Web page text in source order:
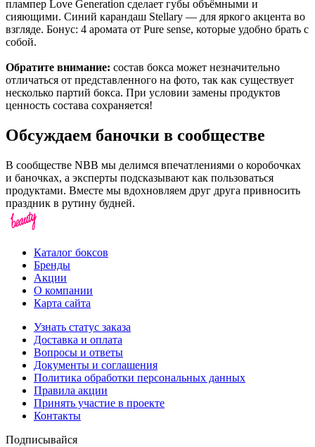
плампер Love Generation сделает губы объёмными и
сияющими. Синий карандаш Stellary — для яркого акцента во
взгляде. Бонус: 4 аромата от Pure sense, которые удобно брать с
собой.
Обратите внимание: состав бокса может незначительно
отличаться от представленного на фото, так как существует
несколько партий бокса. При условии замены продуктов
ценность состава сохраняется!
Обсуждаем баночки в сообществе
В сообществе NBB мы делимся впечатлениями о коробочках
и баночках, а эксперты подсказывают как пользоваться
продуктами. Вместе мы вдохновляем друг друга привносить
праздник в рутину будней.
Каталог боксов
Бренды
Акции
О компании
Карта сайта
Узнать статус заказа
Доставка и оплата
Вопросы и ответы
Документы и соглашения
Политика обработки персональных данных
Правила акции
Принять участие в проекте
Контакты
Подписывайся